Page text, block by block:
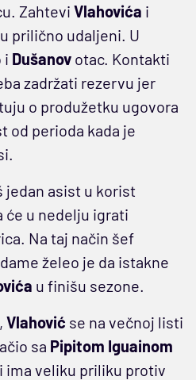
Zahtevi Vlahovića i
prilično udaljeni. U
i Dušanov otac. Kontakti
zadržati rezervu jer
o produžetku ugovora
od perioda kada je
jedan asist u korist
će u nedelju igrati
Na taj način šef
želeo je da istakne
u finišu sezone.
Vlahović se na večnoj listi
sa Pipitom Iguainom
ima veliku priliku protiv